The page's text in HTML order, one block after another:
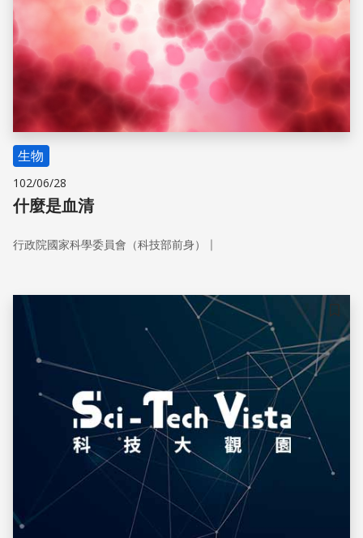
生物
102/06/28
什麼是血清
行政院國家科學委員會（科技部前身） ｜
儲存